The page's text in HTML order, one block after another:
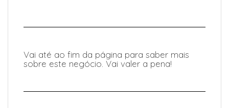
Vai até ao fim da página para saber mais
sobre este negócio. Vai valer a pena!